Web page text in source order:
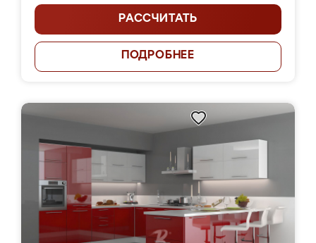
РАССЧИТАТЬ
ПОДРОБНЕЕ